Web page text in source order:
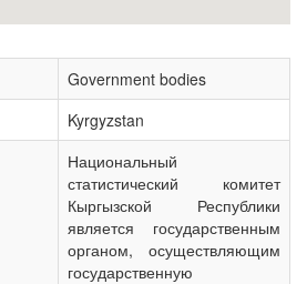
Government bodies
Kyrgyzstan
Национальный
статистический комитет
Кыргызской Республики
является государственным
органом, осуществляющим
государственную